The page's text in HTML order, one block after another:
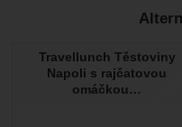
Nebyla
Travellunch Těstoviny
Napoli s rajčatovou
omáčkou…